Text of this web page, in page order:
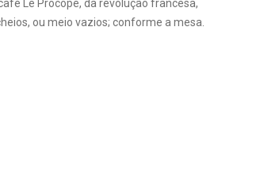
Le Procope, da revolução francesa,
ou meio vazios; conforme a mesa.